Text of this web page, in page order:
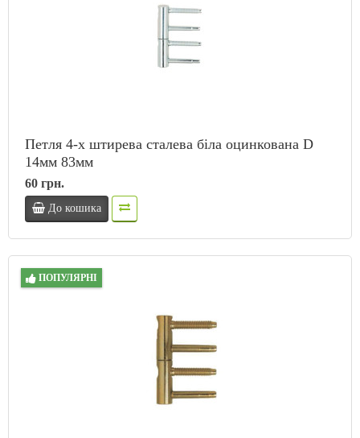
Петля 4-х штирева сталева біла оцинкована D
14мм 83мм
60 грн.
До кошика
ПОПУЛЯРНІ